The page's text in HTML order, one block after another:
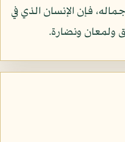
فإن الإنسان الذي في
ولمعان ونضارة.